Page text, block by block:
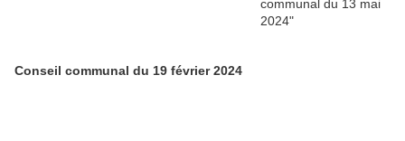
Conseil communal du 19 février 2024